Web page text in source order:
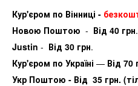
Кур'єром по Вінниці -
Новою Поштою - Від 40 грн.
Justin - Від 30 грн.
Кур'єром по Україні — Від 70
Укр Поштою - Від 35 грн.